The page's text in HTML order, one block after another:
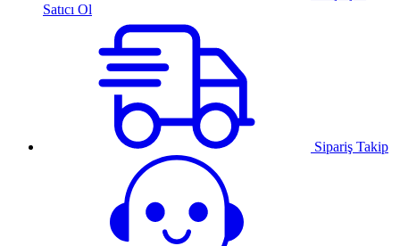
Satıcı Ol
Sipariş Takip